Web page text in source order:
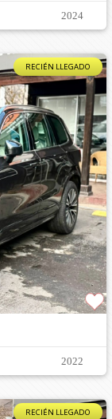
2024
RECIÉN LLEGADO
2022
RECIÉN LLEGADO